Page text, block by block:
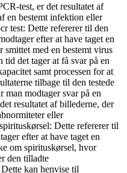
test, er det resultatet af
en bestemt infektion eller
test: Dette refererer til den
efter at have taget en
smittet med en bestemt virus
det tager at få svar på en
samt processen for at
tilbage til den testede
man modtager svar på en
resultatet af billederne, der
eller
Dette refererer til
efter at have taget en
om spirituskørsel, hvor
den tilladte
kan henvise til